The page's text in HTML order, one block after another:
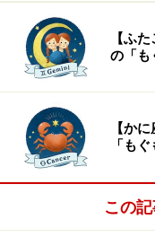
【ふ
の「も
【か
「も
この